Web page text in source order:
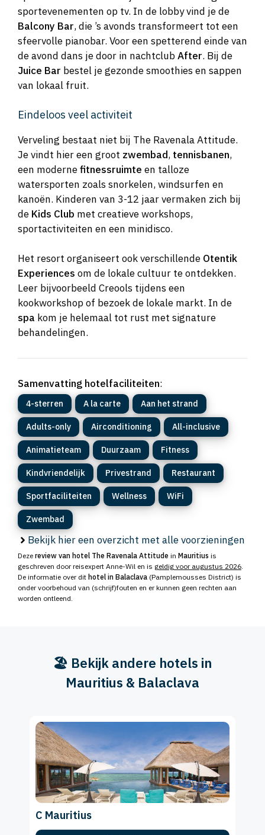
sportevenementen op tv. In de lobby vind je de
Balcony Bar, die ’s avonds transformeert tot een
sfeervolle pianobar. Voor een spetterend einde van
de avond dans je door in nachtclubAfter. Bij de
Juice Bar bestel je gezonde smoothies en sappen
van lokaal fruit.
Eindeloos veel activiteit
Verveling bestaat niet bij The Ravenala Attitude.
Je vindt hier een groot zwembad, tennisbanen,
een modernefitnessruimte en talloze
watersporten zoals snorkelen, windsurfen en
kanoën. Kinderen van 3-12 jaar vermaken zich bij
de Kids Club met creatieve workshops,
sportactiviteiten en een minidisco.
Het resort organiseert ook verschillende Otentik
Experiences om de lokale cultuur te ontdekken.
Leer bijvoorbeeld Creools tijdens een
kookworkshop of bezoek de lokale markt. In de
spa kom je helemaal tot rust met signature
behandelingen.
Samenvatting hotelfaciliteiten:
4-sterren A la carte Aan het strand
Adults-only Airconditioning All-inclusive
Animatieteam Duurzaam Fitness
Kindvriendelijk Privestrand Restaurant
Sportfaciliteiten Wellness WiFi
Zwembad
Bekijk hier een overzicht met alle voorzieningen
Deze review van hotel The Ravenala Attitude in Mauritius is
geschreven door reisexpert Anne-Wil en is geldig voor augustus 2026.
De informatie over dit hotel in Balaclava (Pamplemousses District) is
onder voorbehoud van (schrijf)fouten en er kunnen geen rechten aan
worden ontleend.
🏖️ Bekijk andere hotels in
Mauritius & Balaclava
C Mauritius